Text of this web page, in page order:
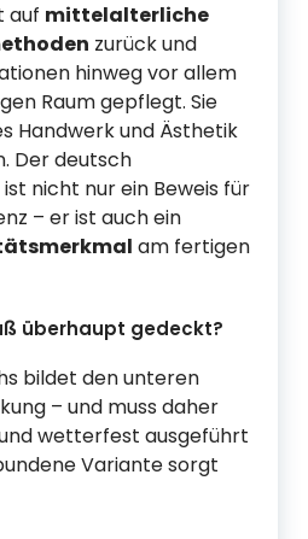
auf mittelalterliche
zurück und
hinweg vor allem
Raum gepflegt. Sie
Handwerk und Ästhetik
Der deutsch
nicht nur ein Beweis für
– er ist auch ein
am fertigen
überhaupt gedeckt?
bildet den unteren
– und muss daher
wetterfest ausgeführt
Variante sorgt